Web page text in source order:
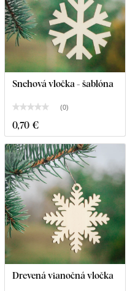
Snehová vločka - šablóna
(0)
0,70 €
Drevená vianočná vločka